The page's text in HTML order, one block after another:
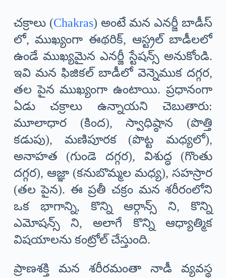
చక్రాలు (Chakras) అంటే మన ఎనర్జీ బాడీస్
లో, ముఖ్యంగా ఈథరిక్, ఆస్ట్రల్ బాడీలలో
ఉండే ముఖ్యమైన ఎనర్జీ స్టేషన్స్ అనుకోండి.
ఇవి మన ఫిజికల్ బాడీలో వెన్నెముక దగ్గర,
తల పైన ముఖ్యంగా ఉంటాయి. ప్రధానంగా
ఏడు చక్రాలు ఉన్నాయని చెబుతారు:
మూలాధార (కింద), స్వాధిష్ఠాన (పొత్తి
కడుపు), మణిపూరక (పొట్ట మధ్యలో),
అనాహత (గుండె దగ్గర), విశుద్ధ (గొంతు
దగ్గర), ఆజ్ఞా (కనుబొమ్మల మధ్య), సహస్రార
(తల పైన). ఈ ప్రతీ చక్రం మన శరీరంలోని
ఒక భాగాన్ని, కొన్ని ఆర్గాన్స్ ని, కొన్ని
ఎమోషన్స్ ని, అలాగే కొన్ని ఆధ్యాత్మిక
విషయాలను కంట్రోల్ చేస్తుంది.
ప్రాణశక్తి మన శరీరమంతా నాడీ వ్యవస్థ